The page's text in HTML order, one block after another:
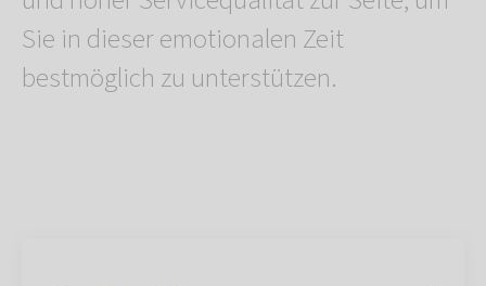
Sie in dieser emotionalen Zeit
bestmöglich zu unterstützen.